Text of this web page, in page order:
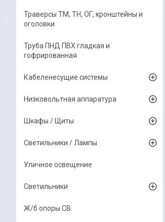
Траверсы ТМ, ТН, ОГ, кронштейны и
оголовки
Труба ПНД ПВХ гладкая и
гофрированная
Кабеленесущие системы
Низковольтная аппаратура
Шкафы / Щиты
Светильники / Лампы
Уличное освещение
Светильники
Ж/б опоры СВ